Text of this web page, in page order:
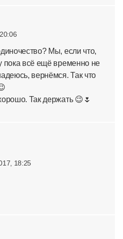
Мы, если что,
пока всё ещё временно не
вернёмся. Так что
Так держать 😉🌷
18:25